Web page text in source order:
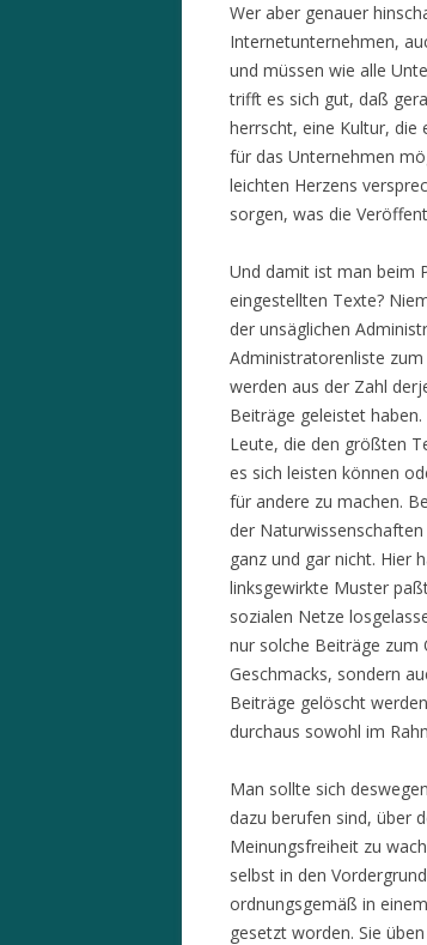
Wer aber genauer
Internetunternehmen,
und müssen wie alle
trifft es sich gut, daß
herrscht, eine Kultur, die
für das Unternehmen
leichten Herzens
sorgen, was die
Und damit ist man beim
eingestellten Texte?
der unsäglichen
Administratorenliste
werden aus der Zahl
Beiträge geleistet
Leute, die den größten
es sich leisten können
für andere zu machen.
der
ganz und gar nicht. Hier
linksgewirkte Muster
sozialen Netze
nur solche Beiträge zum
Geschmacks, sondern
Beiträge gelöscht
durchaus sowohl im
Man sollte sich
dazu berufen sind, über
Meinungsfreiheit zu
selbst in den
ordnungsgemäß in
gesetzt worden. Sie